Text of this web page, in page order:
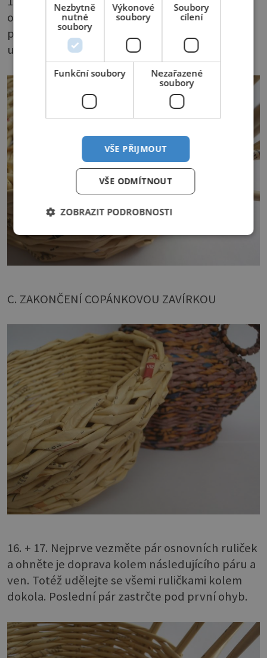
opletem začínali. Při pletení posledního kroku
protáhněte ruličku pod předposlední
upletenou řadu.
C. ZAKONČENÍ COPÁNKOVOU ZAVÍRKOU
16. + 17. Nejprve vezměte pár osnovních ruliček
a ohněte je doprava kolem následujícího páru a
ven. Totéž udělejte se všemi ruličkami kolem
dokola. Poslední pár zastrčte pod první ohyb.
Nezbytně
nutné
soubory
Výkonové
soubory
Soubory
cílení
Funkční soubory
Nezařazené
soubory
VŠE PŘIJMOUT
VŠE ODMÍTNOUT
ZOBRAZIT PODROBNOSTI